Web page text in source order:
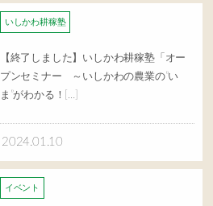
いしかわ耕稼塾
【終了しました】いしかわ耕稼塾「オー
プンセミナー ～いしかわの農業の”い
ま”がわかる！[…]
2024.01.10
イベント